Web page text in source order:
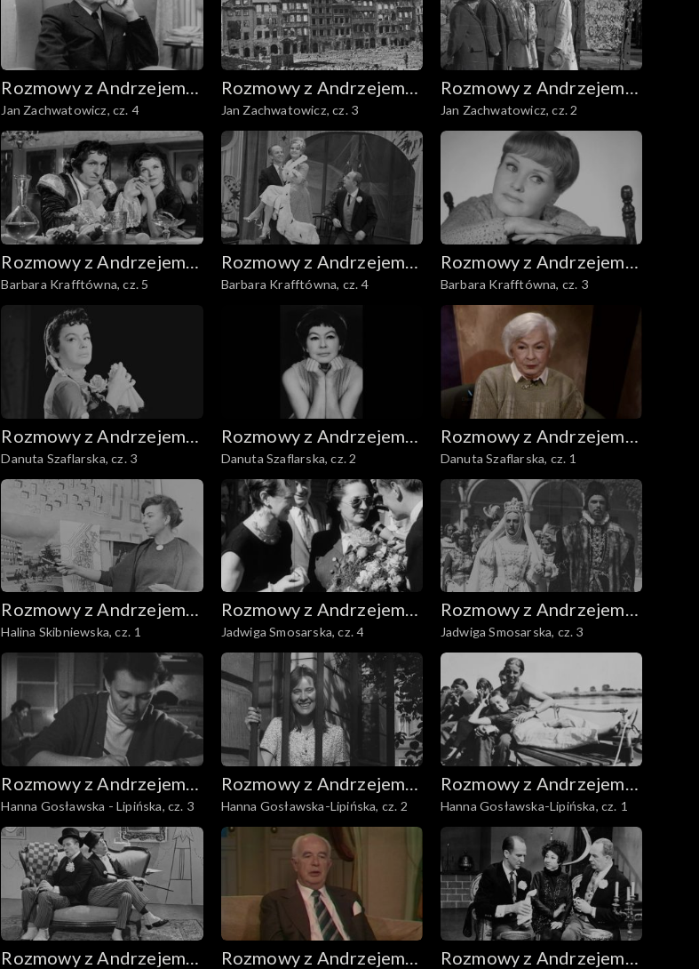
Rozmowy z Andrzejem
Doboszem
Jan Zachwatowicz, cz. 4
Rozmowy z Andrzejem
Doboszem
Jan Zachwatowicz, cz. 3
Rozmowy z Andrzejem
Doboszem
Jan Zachwatowicz, cz. 2
Rozmowy z Andrzejem
Doboszem
Barbara Krafftówna, cz. 5
Rozmowy z Andrzejem
Doboszem
Barbara Krafftówna, cz. 4
Rozmowy z Andrzejem
Doboszem
Barbara Krafftówna, cz. 3
Rozmowy z Andrzejem
Doboszem
Danuta Szaflarska, cz. 3
Rozmowy z Andrzejem
Doboszem
Danuta Szaflarska, cz. 2
Rozmowy z Andrzejem
Doboszem
Danuta Szaflarska, cz. 1
Rozmowy z Andrzejem
Doboszem
Halina Skibniewska, cz. 1
Rozmowy z Andrzejem
Doboszem
Jadwiga Smosarska, cz. 4
Rozmowy z Andrzejem
Doboszem
Jadwiga Smosarska, cz. 3
Rozmowy z Andrzejem
Doboszem
Hanna Gosławska - Lipińska, cz. 3
Rozmowy z Andrzejem
Doboszem
Hanna Gosławska-Lipińska, cz. 2
Rozmowy z Andrzejem
Doboszem
Hanna Gosławska-Lipińska, cz. 1
Rozmowy z Andrzejem
Rozmowy z Andrzejem
Rozmowy z Andrzejem